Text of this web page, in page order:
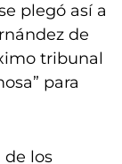
plegó así a
de
tribunal
para
de los